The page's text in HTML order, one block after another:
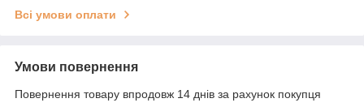
Всі умови оплати
Умови повернення
Повернення товару впродовж 14 днів за рахунок покупця